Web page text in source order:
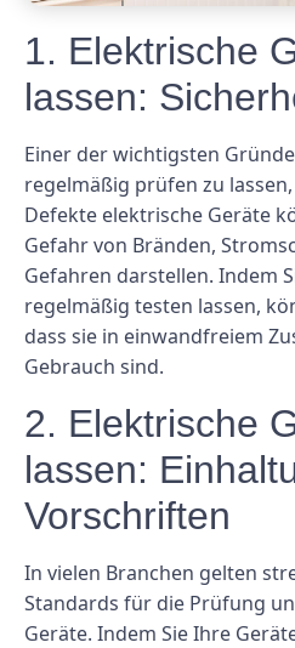
1. Elektrische
lassen:
Einer der wichtigsten
regelmäßig prüfen zu
Defekte elektrische Geräte
Gefahr von Bränden,
Gefahren darstellen. Indem
regelmäßig testen lassen,
dass sie in einwandfreiem
Gebrauch sind.
2. Elektrische
lassen:
Vorschriften
In vielen Branchen gelten
Standards für die Prüfung
Geräte. Indem Sie Ihre